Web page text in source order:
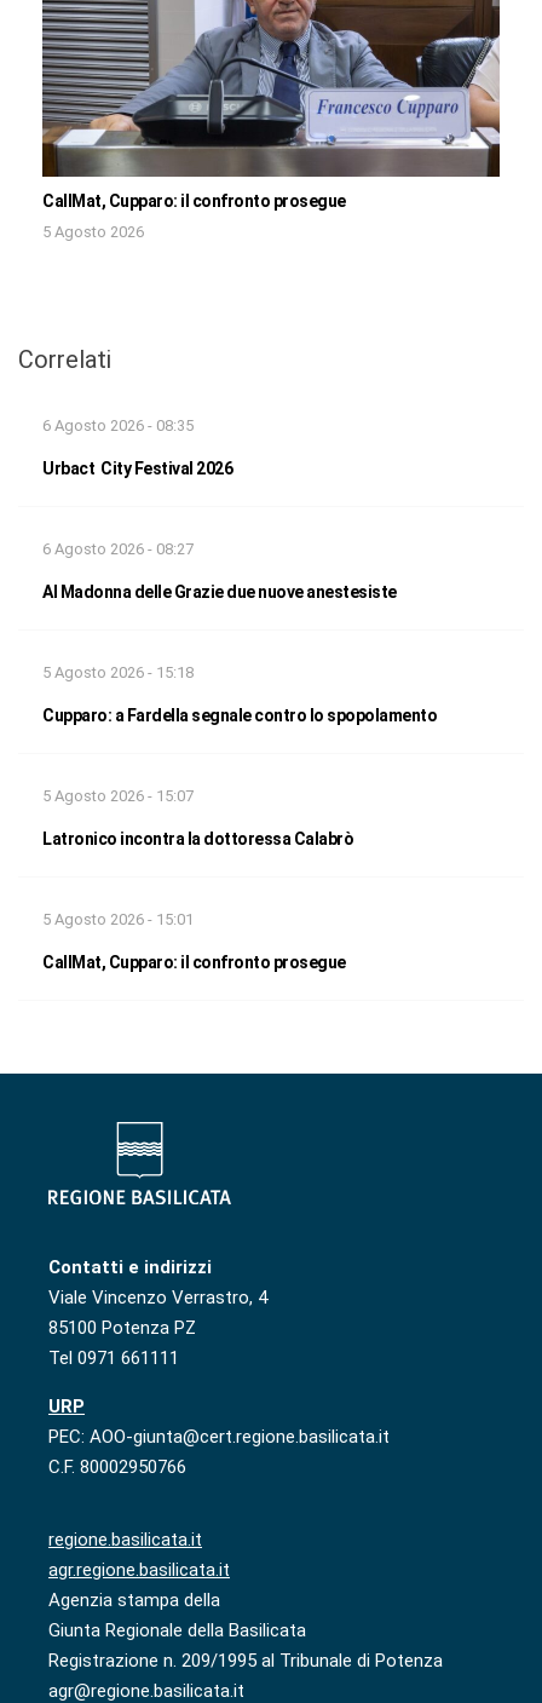
CallMat, Cupparo: il confronto prosegue
5 Agosto 2026
Correlati
6 Agosto 2026 - 08:35
Urbact City Festival 2026
6 Agosto 2026 - 08:27
Al Madonna delle Grazie due nuove anestesiste
5 Agosto 2026 - 15:18
Cupparo: a Fardella segnale contro lo spopolamento
5 Agosto 2026 - 15:07
Latronico incontra la dottoressa Calabrò
5 Agosto 2026 - 15:01
CallMat, Cupparo: il confronto prosegue
Contatti e indirizzi
Viale Vincenzo Verrastro, 4
85100 Potenza PZ
Tel 0971 661111
URP
PEC: AOO-giunta@cert.regione.basilicata.it
C.F. 80002950766
regione.basilicata.it
agr.regione.basilicata.it
Agenzia stampa della
Giunta Regionale della Basilicata
Registrazione n. 209/1995 al Tribunale di Potenza
agr@regione.basilicata.it